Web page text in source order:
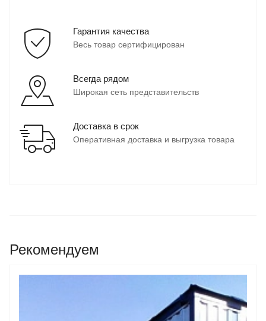
Гарантия качества
Весь товар сертифицирован
Всегда рядом
Широкая сеть представительств
Доставка в срок
Оперативная доставка и выгрузка товара
Рекомендуем